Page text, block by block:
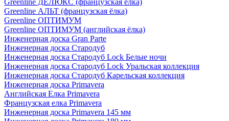
Greenline ДЕЛЮКС (французская ёлка)
Greenline АЛЬТ (французская ёлка)
Greenline ОПТИМУМ
Greenline ОПТИМУМ (английская ёлка)
Инженерная доска Gran Parte
Инженерная доска Стародуб
Инженерная доска Стародуб Lock Белые ночи
Инженерная доска Стародуб Lock Уральская коллекция
Инженерная доска Стародуб Карельская коллекция
Инженерная доска Primavera
Английская Елка Primavera
Французская елка Primavera
Инженерная доска Primavera 145 мм